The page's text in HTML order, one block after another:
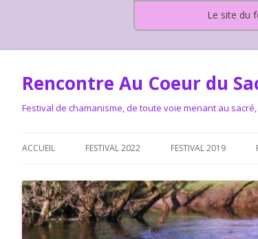
Le site du
Rencontre Au Coeur du
Festival de chamanisme, de toute voie menant au
ACCUEIL
LA CHARTE DU FESTIVAL
LE FESTIVAL DEPUIS 2015 – QUI
LE FESTIVAL DEPUIS
FESTIVAL 2022 FESTIVAL 2019